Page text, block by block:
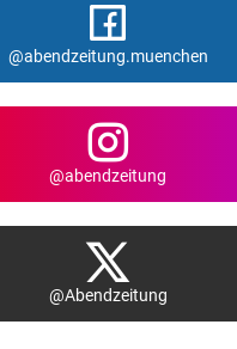
@abendzeitung.muenchen
@abendzeitung
@Abendzeitung